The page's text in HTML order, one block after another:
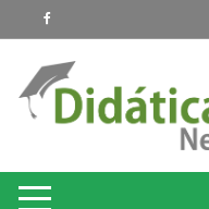
para
conteúdo